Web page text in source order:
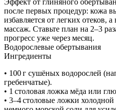
после первых процедур: кожа
избавляется от легких отеков,
массаж. Ставьте план на 2–3
прогресс уже через месяц.
Водорослевые обертывания
Ингредиенты
• 100 г сушёных водорослей
гребенчатые).
• 1 столовая ложка мёда или
• 3–4 столовые ложки